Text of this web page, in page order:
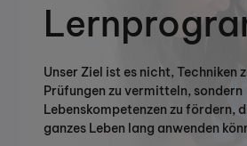
Unser Ziel ist es nicht, Techniken
Prüfungen zu vermitteln, sondern
Lebenskompetenzen zu fördern,
ganzes Leben lang anwenden